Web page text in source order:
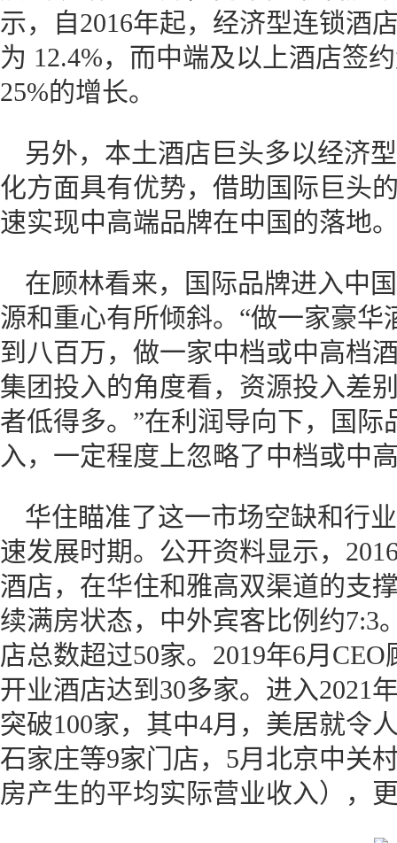
示，自2016年起，经济型连锁酒
为 12.4%，而中端及以上酒店签
25%的增长。
另外，本土酒店巨头多以经济
化方面具有优势，借助国际巨头
速实现中高端品牌在中国的落地
在顾林看来，国际品牌进入中
源和重心有所倾斜。“做一家豪
到八百万，做一家中档或中高档
集团投入的角度看，资源投入差
者低得多。”在利润导向下，国
入，一定程度上忽略了中档或中
华住瞄准了这一市场空缺和行
速发展时期。公开资料显示，
酒店，在华住和雅高双渠道的支
续满房状态，中外宾客比例约7:3
店总数超过50家。2019年6月
开业酒店达到30多家。进入2021
突破100家，其中4月，美居就令
石家庄等9家门店，5月北京中关
房产生的平均实际营业收入），